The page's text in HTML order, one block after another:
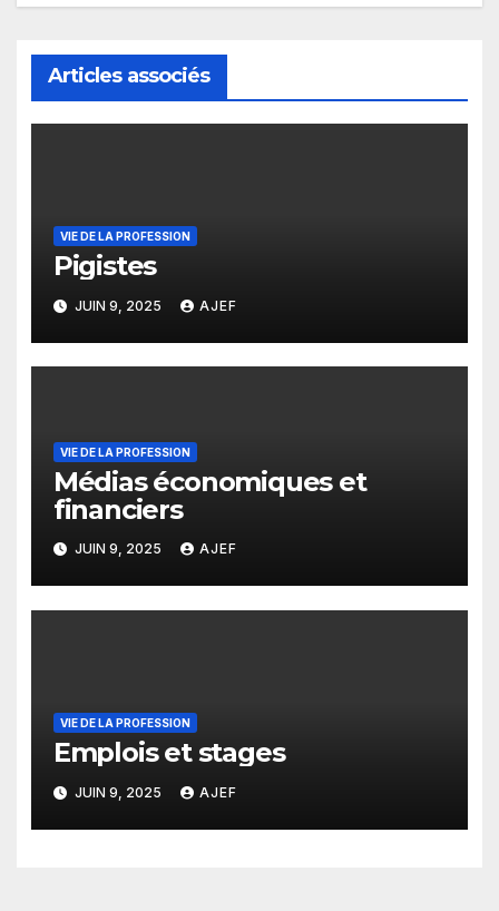
Articles associés
VIE DE LA PROFESSION
Pigistes
JUIN 9, 2025 AJEF
VIE DE LA PROFESSION
Médias économiques et
financiers
JUIN 9, 2025 AJEF
VIE DE LA PROFESSION
Emplois et stages
JUIN 9, 2025 AJEF